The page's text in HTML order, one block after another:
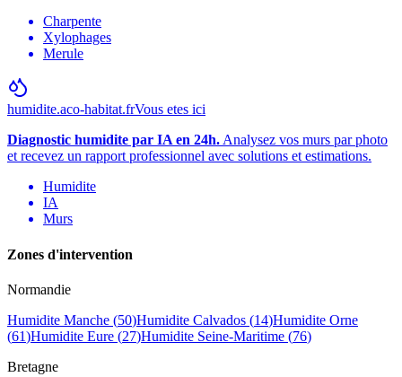
Charpente
Xylophages
Merule
humidite.aco-habitat.frVous etes ici
Diagnostic humidite par IA en 24h.Analysez vos murs par photo
et recevez un rapport professionnel avec solutions et estimations.
Humidite
IA
Murs
Zones d'intervention
Normandie
Humidite Manche (50)Humidite Calvados (14)Humidite Orne
(61)Humidite Eure (27)Humidite Seine-Maritime (76)
Bretagne